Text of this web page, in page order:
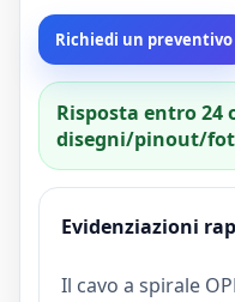
Richiedi un preventivo
Risposta entro 24
disegni/pinout/
Evidenziazioni
Il cavo a spirale